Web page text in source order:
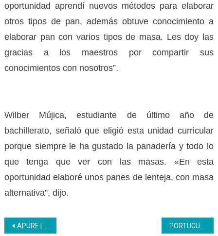
oportunidad aprendí nuevos métodos para elaborar
otros tipos de pan, además obtuve conocimiento a
elaborar pan con varios tipos de masa. Les doy las
gracias a los maestros por compartir sus
conocimientos con nosotros”.
Wilber Mújica, estudiante de último año de
bachillerato, señaló que eligió esta unidad curricular
porque siempre le ha gustado la panadería y todo lo
que tenga que ver con las masas. «En esta
oportunidad elaboré unos panes de lenteja, con masa
alternativa”, dijo.
Navegación
APURE | Realizada expoferia gastronómica por aprendices de Secretariado Administrativo